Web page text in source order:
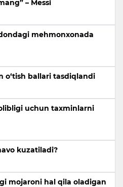
– Messi
mehmonxonada
o‘tish ballari tasdiqlandi
uchun taxminlarni
kuzatiladi?
mojaroni hal qila oladigan